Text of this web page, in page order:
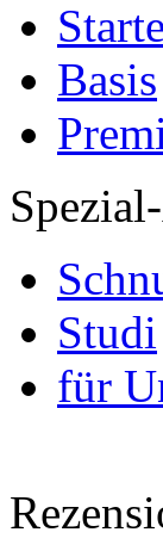
Basis
Studi
für